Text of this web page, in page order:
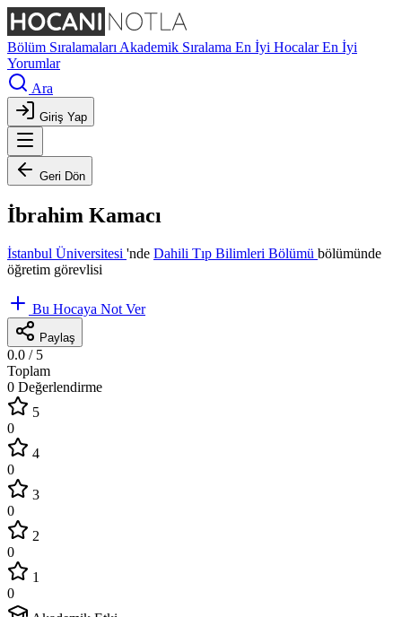
Bölüm Sıralamaları Akademik Sıralama En İyi HocalarEn İyi
Yorumlar
Ara
Giriş Yap
Geri Dön
İbrahim Kamacı
İstanbul Üniversitesi 'nde Dahili Tıp Bilimleri Bölümü bölümünde
öğretim görevlisi
Bu Hocaya Not Ver
Paylaş
0.0 / 5
Toplam
0 Değerlendirme
5
0
4
0
3
0
2
0
1
0